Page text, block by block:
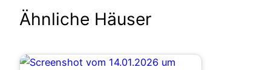
Ähnliche Häuser